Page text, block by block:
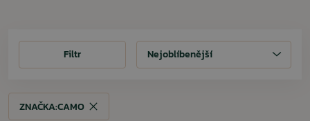
Filtr Nejoblíbenější
ZNAČKA:CAMO